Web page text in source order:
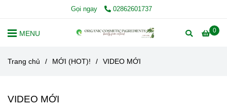
Gọi ngay 02862601737
0
MENU
Trang chủ / MỚI (HOT)! / VIDEO MỚI
VIDEO MỚI